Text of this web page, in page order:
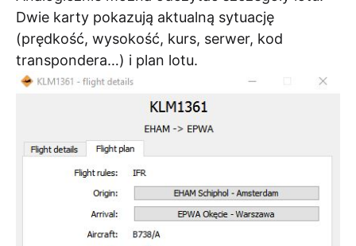
Dwie karty pokazują aktualną sytuację
(prędkość, wysokość, kurs, serwer, kod
transpondera…) i plan lotu.